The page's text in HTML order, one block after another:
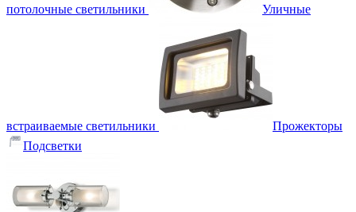
потолочные светильники Уличные
встраиваемые светильники
Прожекторы
Подсветки